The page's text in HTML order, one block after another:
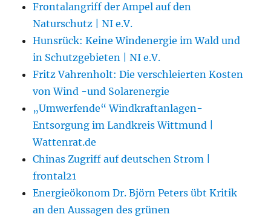
Frontalangriff der Ampel auf den
Naturschutz | NI e.V.
Hunsrück: Keine Windenergie im Wald und
in Schutzgebieten | NI e.V.
Fritz Vahrenholt: Die verschleierten Kosten
von Wind -und Solarenergie
„Umwerfende“ Windkraftanlagen-
Entsorgung im Landkreis Wittmund |
Wattenrat.de
Chinas Zugriff auf deutschen Strom |
frontal21
Energieökonom Dr. Björn Peters übt Kritik
an den Aussagen des grünen